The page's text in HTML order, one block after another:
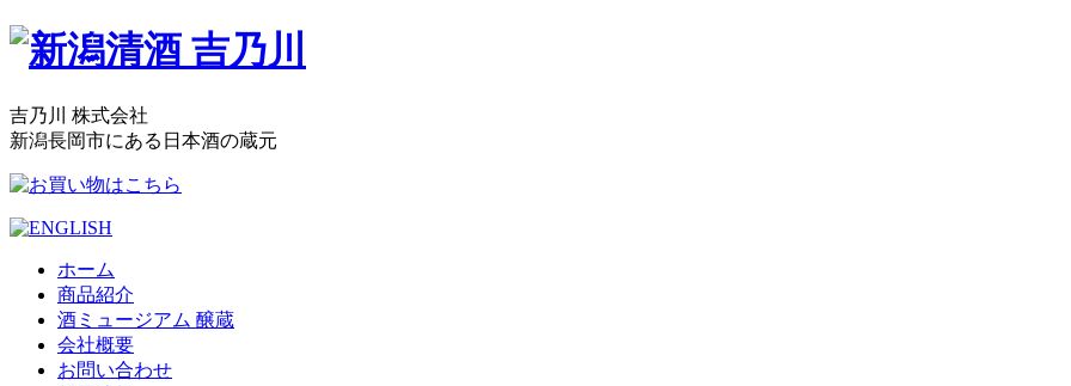
吉乃川 株式会社
新潟長岡市にある日本酒の蔵元
ホーム
商品紹介
酒ミュージアム 醸蔵
会社概要
お問い合わせ